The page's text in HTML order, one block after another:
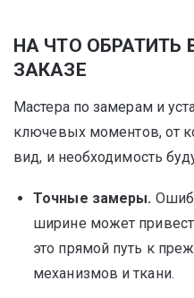
НА ЧТО ОБРАТИТЬ
ЗАКАЗЕ
Мастера по замерам и
ключевых моментов, от
вид, и необходимость
Точные замеры.
ширине может
это прямой путь к
механизмов и ткани.